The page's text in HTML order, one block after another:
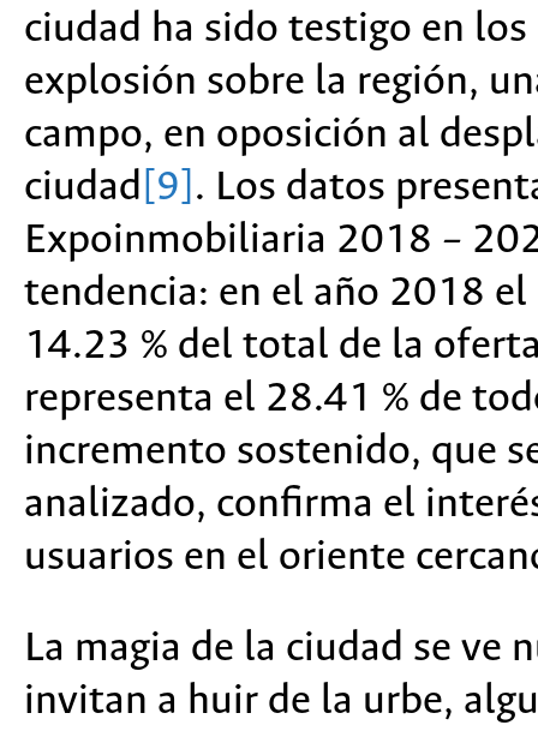
ciudad ha sido testigo en
explosión sobre la región,
campo, en oposición al
ciudad [9] . Los datos
Expoinmobiliaria 2018 –
tendencia: en el año 2018
14.23 % del total de la
representa el 28.41 % de
incremento sostenido, que
analizado, confirma el
usuarios en el oriente
La magia de la ciudad se ve
invitan a huir de la urbe,